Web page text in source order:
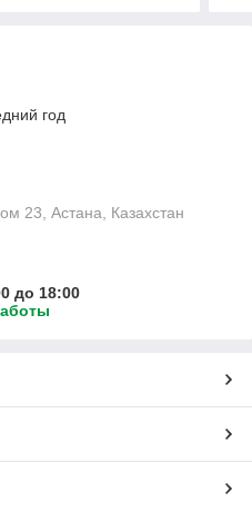
год
23, Астана, Казахстан
до 18:00